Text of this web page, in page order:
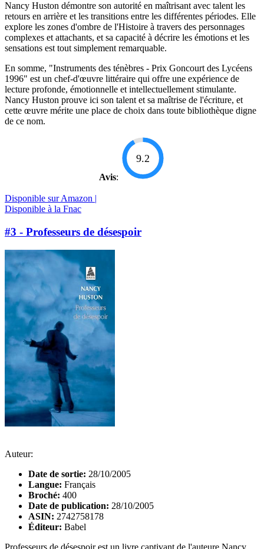
Nancy Huston démontre son autorité en maîtrisant avec talent les
retours en arrière et les transitions entre les différentes périodes. Elle
explore les zones d'ombre de l'Histoire à travers des personnages
complexes et attachants, et sa capacité à décrire les émotions et les
sensations est tout simplement remarquable.
En somme, "Instruments des ténèbres - Prix Goncourt des Lycéens
1996" est un chef-d'œuvre littéraire qui offre une expérience de
lecture profonde, émotionnelle et intellectuellement stimulante.
Nancy Huston prouve ici son talent et sa maîtrise de l'écriture, et
cette œuvre mérite une place de choix dans toute bibliothèque digne
de ce nom.
Avis:
9.2
Disponible sur Amazon |
Disponible à la Fnac
#3 - Professeurs de désespoir
Auteur:
Date de sortie: 28/10/2005
Langue: Français
Broché: 400
Date de publication: 28/10/2005
ASIN: 2742758178
Éditeur: Babel
Professeurs de désespoir est un livre captivant de l'auteure Nancy